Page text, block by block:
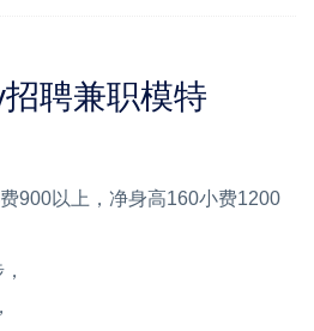
聘兼职模特
900以上，净身高160小费1200